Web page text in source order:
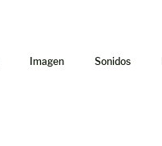
Imagen Sonidos